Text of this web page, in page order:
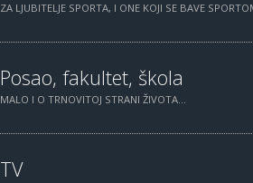
ZA LJUBITELJE SPORTA, I ONE KOJI SE BAVE
Posao, fakultet, škola
MALO I O TRNOVITOJ STRANI ŽIVOTA...
TV